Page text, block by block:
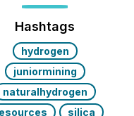
Hashtags
hydrogen
juniormining
naturalhydrogen
silica